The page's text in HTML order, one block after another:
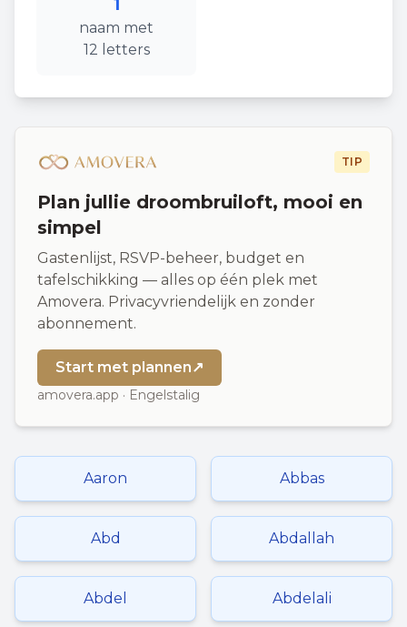
1
naam met
12 letters
TIP
Plan jullie droombruiloft, mooi en
simpel
Gastenlijst, RSVP-beheer, budget en
tafelschikking — alles op één plek met
Amovera. Privacyvriendelijk en zonder
abonnement.
Start met plannen↗
amovera.app · Engelstalig
Aaron Abbas
Abd Abdallah
Abdel Abdelali